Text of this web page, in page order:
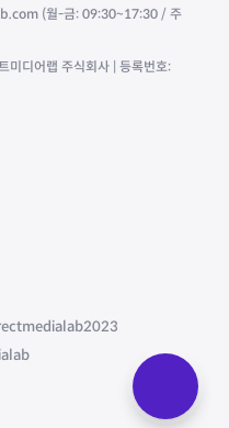
(월-금: 09:30~17:30 / 주
미디어랩 주식회사 | 등록번호: